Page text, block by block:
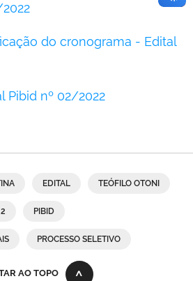
do cronograma - Edital
Pibid nº 02/2022
EDITAL TEÓFILO OTONI
PIBID
PROCESSO SELETIVO
AO TOPO